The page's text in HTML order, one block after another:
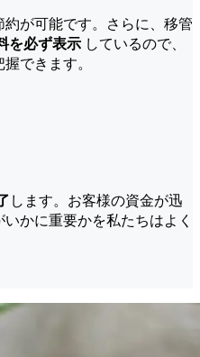
が可能です。さらに、移管
を必ず表示 しているので、
できます。
します。お客様の資金が迅
かに重要かを私たちはよく